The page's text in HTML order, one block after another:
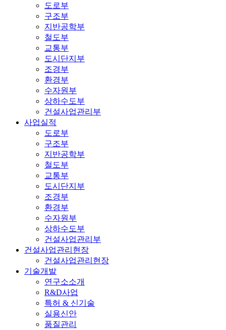
도로부
구조부
지반공학부
철도부
교통부
도시단지부
조경부
환경부
수자원부
상하수도부
건설사업관리부
사업실적
도로부
구조부
지반공학부
철도부
교통부
도시단지부
조경부
환경부
수자원부
상하수도부
건설사업관리부
건설사업관리현장
건설사업관리현장
기술개발
연구소소개
R&D사업
특허 & 신기술
실용신안
품질관리